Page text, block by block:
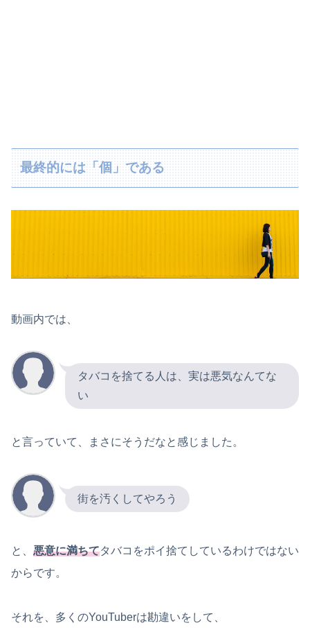
最終的には「個」である
動画内では、
タバコを捨てる人は、実は悪気なんてな
い
と言っていて、まさにそうだなと感じました。
街を汚くしてやろう
と、 悪意に満ちてタバコをポイ捨てしているわけではない
からです。
それを、多くのYouTuberは勘違いをして、